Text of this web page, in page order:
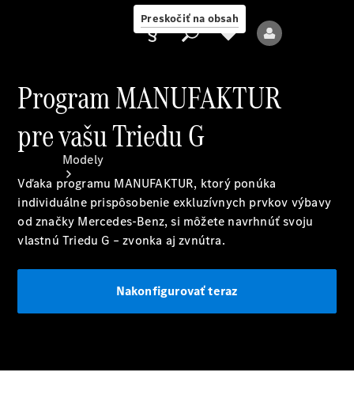
Preskočiť na obsah
Poskytovateľ
Modely
Všetky modely
Program MANUFAKTUR
pre vašu Triedu G
Vďaka programu MANUFAKTUR, ktorý ponúka
individuálne prispôsobenie exkluzívnych prvkov výbavy
od značky Mercedes-Benz, si môžete navrhnúť svoju
vlastnú Triedu G – zvonka aj zvnútra.
Nakonfigurovať teraz